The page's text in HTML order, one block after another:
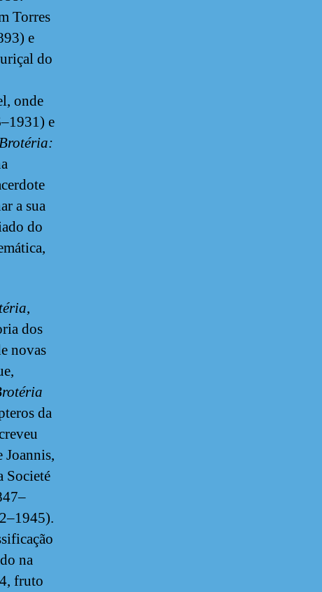
Torres
e
do
onde
e
a sua
do
,
dos
novas
da
Joannis,
Societé
na
fruto